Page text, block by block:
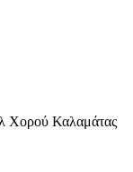
Χορού Καλαμάτας